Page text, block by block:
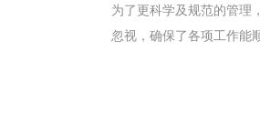
为了更科学及规范的管理
忽视，确保了各项工作能